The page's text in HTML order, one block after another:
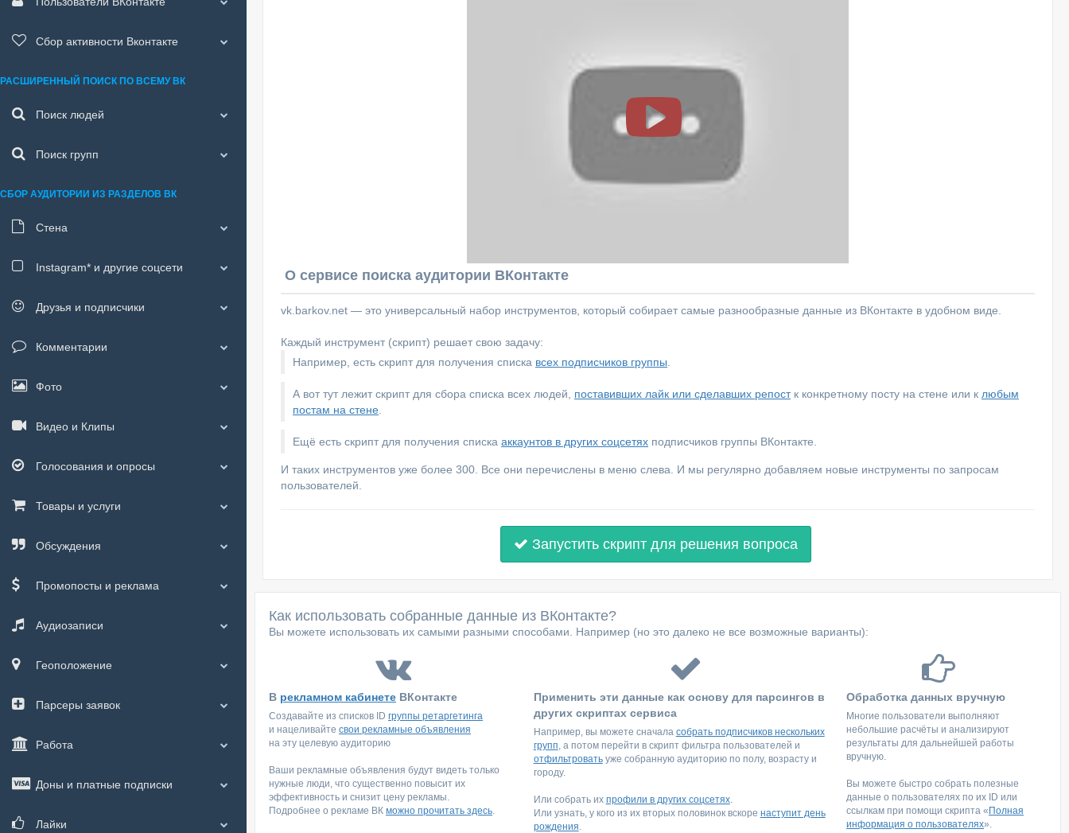
О сервисе поиска аудитории ВКонтакте
vk.barkov.net — это универсальный набор инструментов, который собирает самые разнообразные данные из ВКонтакте в удобном виде.
Каждый инструмент (скрипт) решает свою задачу:
Например, есть скрипт для получения списка всех подписчиков группы
А вот тут лежит скрипт для сбора списка всех людей, поставивших лайк или сделавших репостк конкретному посту на стене или к любым
постам на стене
Ещё есть скрипт для получения списка аккаунтов в других соцсетях подписчиков группы ВКонтакте.
И таких инструментов уже более 300. Все они перечислены в меню слева. И мы регулярно добавляем новые инструменты по запросам
пользователей.
Запустить скрипт для решения вопроса
Как использовать собранные данные из ВКонтакте?
Вы можете использовать их самыми разными способами. Например (но это далеко не все возможные варианты):
В рекламном кабинете ВКонтакте
Создавайте из списков ID группы ретаргетинга
и нацеливайте свои рекламные объявления
на эту целевую аудиторию
Ваши рекламные объявления будут видеть только
нужные люди, что существенно повысит их
эффективность и снизит цену рекламы.
Подробнее о рекламе ВК можно прочитать здесь.
Применить эти данные как основу для парсингов в
других скриптах сервиса
Например, вы можете сначала собрать подписчиков нескольких
групп, а потом перейти в скрипт фильтра пользователей и
отфильтроватьуже собранную аудиторию по полу, возрасту и
городу.
Или собрать их профили в других соцсетях.
Или узнать, у кого из их вторых половинок вскоре наступит день
рождения.
Обработка данных вручную
Многие пользователи выполняют
небольшие расчёты и анализируют
результаты для дальнейшей работы
вручную.
Вы можете быстро собрать полезные
данные о пользователях по их ID или
ссылкам при помощи скрипта « Полная
информация о пользователях».
Сбор активности Вконтакте
РАСШИРЕННЫЙ ПОИСК ПО ВСЕМУ ВК
Поиск людей
Поиск групп
СБОР АУДИТОРИИ ИЗ РАЗДЕЛОВ ВК
Стена
Instagram* и другие соцсети
Друзья и подписчики
Комментарии
Фото
Видео и Клипы
Голосования и опросы
Товары и услуги
Обсуждения
Промопосты и реклама
Аудиозаписи
Геоположение
Парсеры заявок
Работа
Доны и платные подписки
Лайки